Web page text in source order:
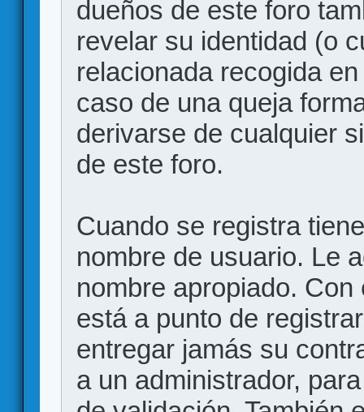
dueños de este foro
revelar su identidad (o
relacionada recogida
caso de una queja
derivarse de cualquier
de este foro.
Cuando se registra
nombre de usuario. Le
nombre apropiado.
está a punto de
entregar jamás su
a un administrador,